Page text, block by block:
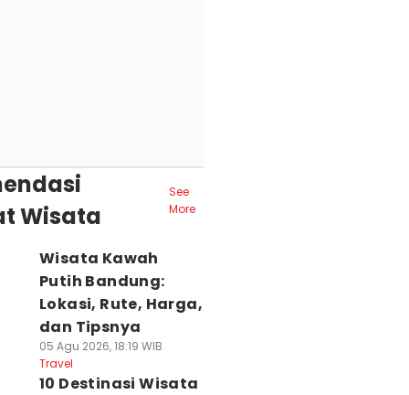
Wisata
See
More
Wisata Kawah
Putih Bandung:
Lokasi, Rute, Harga,
dan Tipsnya
05 Agu 2026, 18:19 WIB
Travel
10 Destinasi Wisata